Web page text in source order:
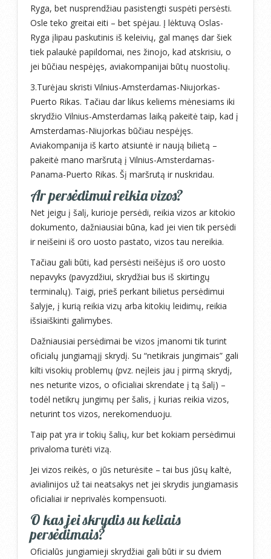
Ryga, bet nusprendžiau pasistengti suspėti persėsti.
Osle teko greitai eiti – bet spėjau. Į lėktuvą Oslas-
Ryga įlipau paskutinis iš keleivių, gal manęs dar šiek
tiek palaukė papildomai, nes žinojo, kad atskrisiu, o
jei būčiau nespėjęs, aviakompanijai būtų nuostolių.
3.Turėjau skristi Vilnius-Amsterdamas-Niujorkas-
Puerto Rikas. Tačiau dar likus keliems mėnesiams iki
skrydžio Vilnius-Amsterdamas laiką pakeitė taip, kad į
Amsterdamas-Niujorkas būčiau nespėjęs.
Aviakompanija iš karto atsiuntė ir naują bilietą –
pakeitė mano maršrutą į Vilnius-Amsterdamas-
Panama-Puerto Rikas. Šį maršrutą ir nuskridau.
Ar persėdimui reikia vizos?
Net jeigu į šalį, kurioje persėdi, reikia vizos ar kitokio
dokumento, dažniausiai būna, kad jei vien tik persėdi
ir neišeini iš oro uosto pastato, vizos tau nereikia.
Tačiau gali būti, kad persėsti neišėjus iš oro uosto
nepavyks (pavyzdžiui, skrydžiai bus iš skirtingų
terminalų). Taigi, prieš perkant bilietus persėdimui
šalyje, į kurią reikia vizų arba kitokių leidimų, reikia
išsiaiškinti galimybes.
Dažniausiai persėdimai be vizos įmanomi tik turint
oficialų jungiamąjį skrydį. Su “netikrais jungimais” gali
kilti visokių problemų (pvz. neįleis jau į pirmą skrydį,
nes neturite vizos, o oficialiai skrendate į tą šalį) –
todėl netikrų jungimų per šalis, į kurias reikia vizos,
neturint tos vizos, nerekomenduoju.
Taip pat yra ir tokių šalių, kur bet kokiam persėdimui
privaloma turėti vizą.
Jei vizos reikės, o jūs neturėsite – tai bus jūsų kaltė,
avialinijos už tai neatsakys net jei skrydis jungiamasis
oficialiai ir neprivalės kompensuoti.
O kas jei skrydis su keliais
persėdimais?
Oficialūs jungiamieji skrydžiai gali būti ir su dviem